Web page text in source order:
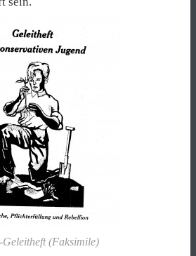
Geleitheft (Faksimile)